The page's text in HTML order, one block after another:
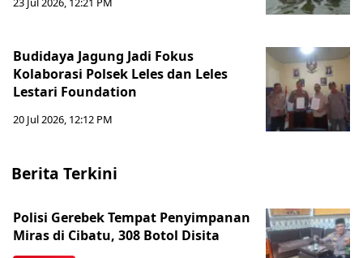
Budidaya Jagung Jadi Fokus
Kolaborasi Polsek Leles dan Leles
Lestari Foundation
20 Jul 2026, 12:12 PM
Berita Terkini
Polisi Gerebek Tempat Penyimpanan
Miras di Cibatu, 308 Botol Disita